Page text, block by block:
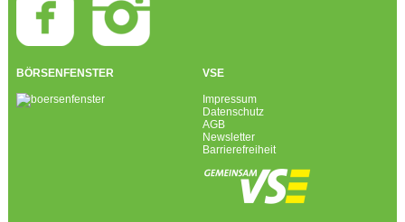
BÖRSENFENSTER VSE
Impressum
Datenschutz
AGB
Newsletter
Barrierefreiheit